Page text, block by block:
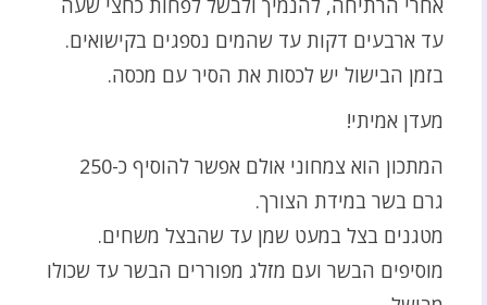
עד ארבעים דקות עד שהמים נספגים בקישואים.
בזמן הבישול יש לכסות את הסיר עם מכסה.
מעדן אמיתי!
המתכון הוא צמחוני אולם אפשר להוסיף כ-250
גרם בשר במידת הצורך.
מטגנים בצל במעט שמן עד שהבצל משחים.
מוסיפים הבשר ועם מזלג מפוררים הבשר עד שכולו